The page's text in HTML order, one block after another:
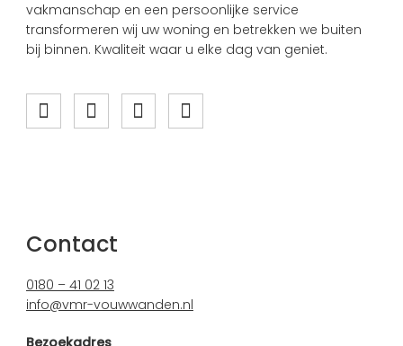
vakmanschap en een persoonlijke service
transformeren wij uw woning en betrekken we buiten
bij binnen. Kwaliteit waar u elke dag van geniet.
Contact
0180 – 41 02 13
info@vmr-vouwwanden.nl
Bezoekadres